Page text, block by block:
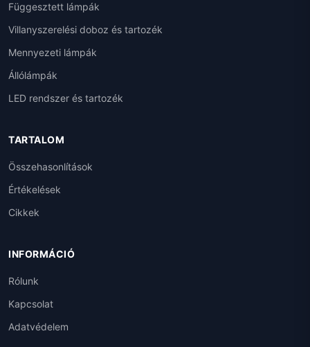
Függesztett lámpák
Villanyszerelési doboz és tartozék
Mennyezeti lámpák
Állólámpák
LED rendszer és tartozék
TARTALOM
Összehasonlítások
Értékelések
Cikkek
INFORMÁCIÓ
Rólunk
Kapcsolat
Adatvédelem